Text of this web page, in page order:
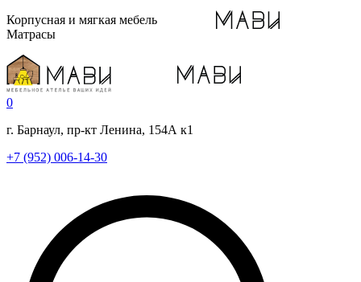
Корпусная и мягкая мебель
Матрасы
0
г. Барнаул, пр-кт Ленина, 154А к1
+7 (952) 006-14-30